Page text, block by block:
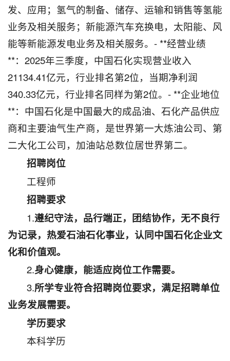
发、应用；氢气的制备、储存、运输和销售等氢能
业务及相关服务；新能源汽车充换电，太阳能、风
能等新能源发电业务及相关服务。- **经营业绩
**：2025年三季度，中国石化实现营业收入
21134.41亿元，行业排名第2位，当期净利润
340.33亿元，行业排名同样为第2位。- **企业地位
**：中国石化是中国最大的成品油、石化产品供应
商和主要油气生产商，是世界第一大炼油公司、第
二大化工公司，加油站总数位居世界第二。
招聘岗位
工程师
招聘要求
1.遵纪守法，品行端正，团结协作，无不良行
为记录，热爱石油石化事业，认同中国石化企业文
化和价值观。
2.身心健康，能适应岗位工作需要。
3.所学专业符合招聘岗位要求，满足招聘单位
业务发展需要。
学历要求
本科学历